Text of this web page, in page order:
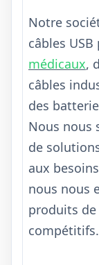
Notre
câbles
médicaux,
câbles
des
Nous nous
de
aux
nous nous
produits
compétitifs.